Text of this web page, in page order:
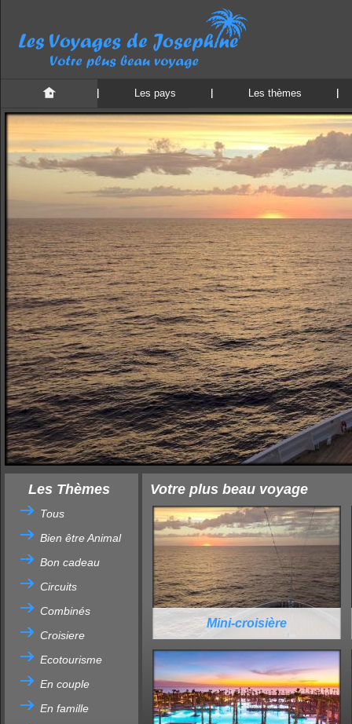
Les pays Les thèmes
Les Thèmes
Tous
Bien être Animal
Bon cadeau
Circuits
Combinés
Croisiere
Ecotourisme
En couple
En famille
Votre plus beau voyage
Mini-croisière